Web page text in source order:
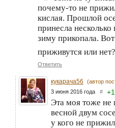
почему-то не
кислая. Прошлой
принесла
зиму прикопала.
приживутся или
Ответить
кукарача56 (автор
3 июня 2016 года # +1
Эта моя тоже не
весной двум
у кого не